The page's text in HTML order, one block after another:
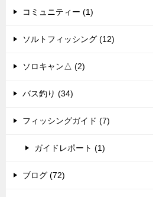
コミュニティー (1)
ソルトフィッシング (12)
ソロキャン△ (2)
バス釣り (34)
フィッシングガイド (7)
ガイドレポート (1)
ブログ (72)